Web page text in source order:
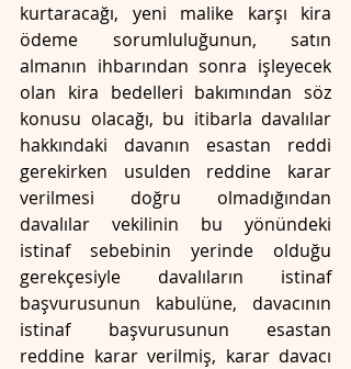
kurtaracağı, yeni malike karşı kira
ödeme sorumluluğunun, satın
almanın ihbarından sonra işleyecek
olan kira bedelleri bakımından söz
konusu olacağı, bu itibarla davalılar
hakkındaki davanın esastan reddi
gerekirken usulden reddine karar
verilmesi doğru olmadığından
davalılar vekilinin bu yönündeki
istinaf sebebinin yerinde olduğu
gerekçesiyle davalıların istinaf
başvurusunun kabulüne, davacının
istinaf başvurusunun esastan
reddine karar verilmiş, karar davacı